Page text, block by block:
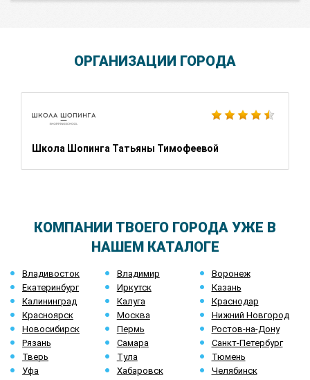
ОРГАНИЗАЦИИ ГОРОДА
Школа Шопинга Татьяны Тимофеевой
КОМПАНИИ ТВОЕГО ГОРОДА УЖЕ В
НАШЕМ КАТАЛОГЕ
Владивосток Владимир
Воронеж
Екатеринбург
Иркутск
Казань
Калининград
Калуга
Краснодар
Красноярск
Москва
Нижний Новгород
Новосибирск
Пермь
Ростов-на-Дону
Рязань
Самара
Санкт-Петербург
Тверь
Тула
Тюмень
Уфа
Хабаровск Челябинск